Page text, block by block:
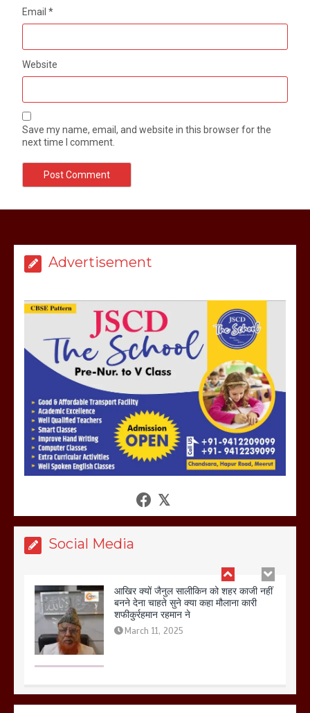
Email*
Website
Save my name, email, and website in this browser for the
next time I comment.
Advertisement
Social Media
उठाकर खाते कुत्ते का वीडियो इंटरनेट पर जमकर
हो रहा वायरल
होलिका रखने पर लात मार कर होलिका को किया
तहस नहस,मोहल्ले वालों के साथ की गई गाली
गलोच ,कहा अगर रखी गई होली तो होगा खून
March 11, 2025
आखिर क्यों जैनुल सालीकिन को शहर काजी नहीं
शफीकुर्रहमान रहमान ने
बिजली विभाग से परेशान होकर बागपत में एक संत
ने सरकार को दी आमरण अनशन की चेतावनी
March 8, 2025